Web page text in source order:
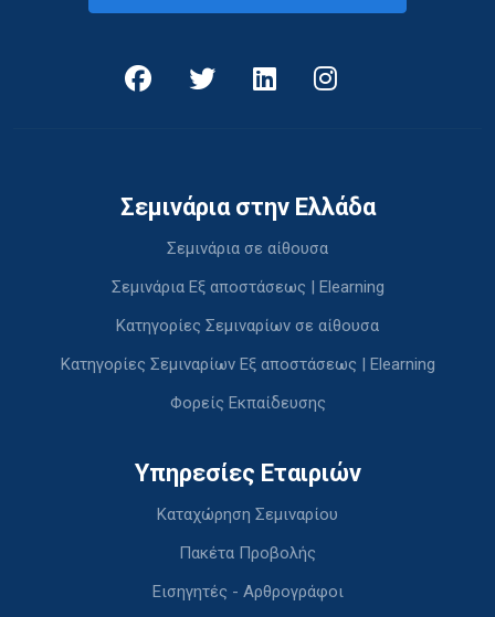
Σεμινάρια στην Ελλάδα
Σεμινάρια σε αίθουσα
Σεμινάρια Εξ αποστάσεως | Elearning
Κατηγορίες Σεμιναρίων σε αίθουσα
Κατηγορίες Σεμιναρίων Εξ αποστάσεως | Elearning
Φορείς Εκπαίδευσης
Υπηρεσίες Εταιριών
Καταχώρηση Σεμιναρίου
Πακέτα Προβολής
Εισηγητές - Αρθρογράφοι